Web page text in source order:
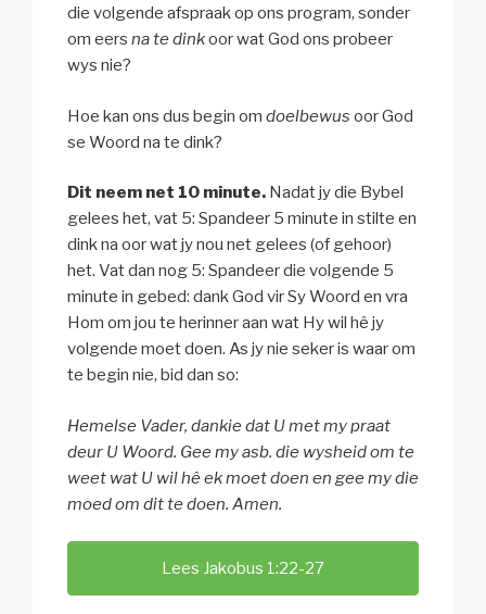
die volgende afspraak op ons program, sonder
om eers na te dinkoor wat God ons probeer
wys nie?
Hoe kan ons dus begin om doelbewus oor God
se Woord na te dink?
Dit neem net 10 minute. Nadat jy die Bybel
gelees het, vat 5: Spandeer 5 minute in stilte en
dink na oor wat jy nou net gelees (of gehoor)
het. Vat dan nog 5: Spandeer die volgende 5
minute in gebed: dank God vir Sy Woord en vra
Hom om jou te herinner aan wat Hy wil hê jy
volgende moet doen. As jy nie seker is waar om
te begin nie, bid dan so:
Hemelse Vader, dankie dat U met my praat
deur U Woord. Gee my asb. die wysheid om te
weet wat U wil hê ek moet doen en gee my die
moed om dit te doen. Amen.
Lees Jakobus 1:22-27